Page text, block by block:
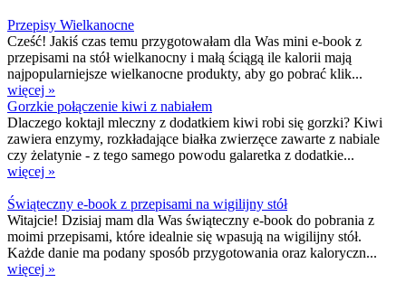
Przepisy Wielkanocne
Cześć! Jakiś czas temu przygotowałam dla Was mini e-book z
przepisami na stół wielkanocny i małą ściągą ile kalorii mają
najpopularniejsze wielkanocne produkty, aby go pobrać klik...
więcej »
Gorzkie połączenie kiwi z nabiałem
Dlaczego koktajl mleczny z dodatkiem kiwi robi się gorzki? Kiwi
zawiera enzymy, rozkładające białka zwierzęce zawarte z nabiale
czy żelatynie - z tego samego powodu galaretka z dodatkie...
więcej »
Świąteczny e-book z przepisami na wigilijny stół
Witajcie! Dzisiaj mam dla Was świąteczny e-book do pobrania z
moimi przepisami, które idealnie się wpasują na wigilijny stół.
Każde danie ma podany sposób przygotowania oraz kaloryczn...
więcej »